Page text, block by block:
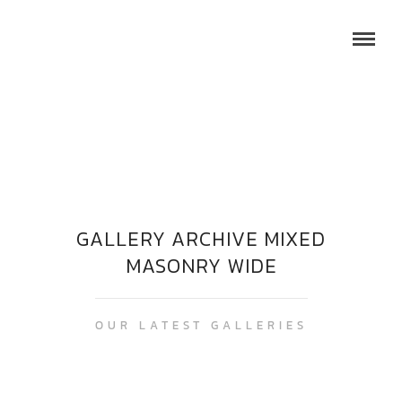
GALLERY ARCHIVE MIXED
MASONRY WIDE
OUR LATEST GALLERIES